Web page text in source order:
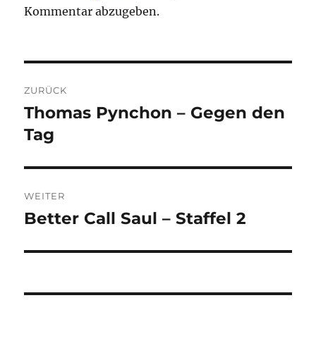
Kommentar abzugeben.
ZURÜCK
Vorheriger
Beitrag:
Thomas Pynchon – Gegen den
Tag
WEITER
Nächster
Better Call Saul – Staffel 2